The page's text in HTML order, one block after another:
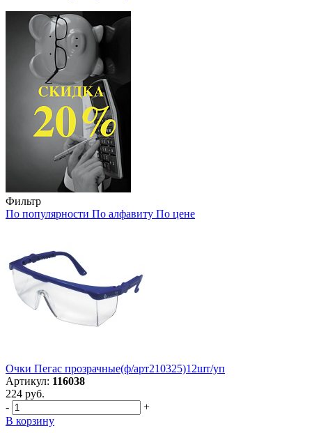
Фильтр
По популярности По алфавиту По цене
Очки Пегас прозрачные(ф/арт210325)12шт/уп
Артикул: 116038
224 руб.
-
+
В корзину